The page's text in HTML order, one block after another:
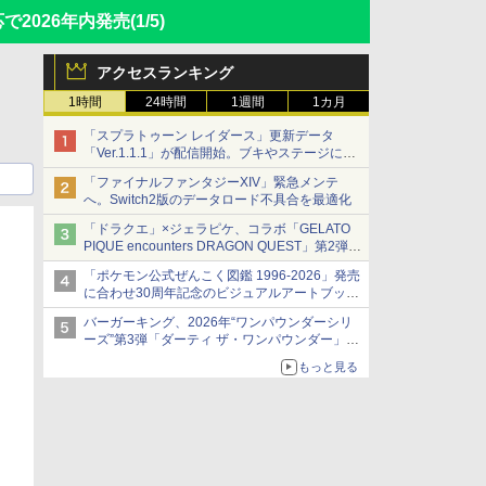
2026年内発売(1/5)
アクセスランキング
1時間 24時間 1週間 1カ月
「スプラトゥーン レイダース」更新データ
「Ver.1.1.1」が配信開始。ブキやステージに関
する不具合を修正
「ファイナルファンタジーXIV」緊急メンテ
へ。Switch2版のデータロード不具合を最適化
「ドラクエ」×ジェラピケ、コラボ「GELATO
PIQUE encounters DRAGON QUEST」第2弾が
本日発売
アイスカップに入ったスライムやわたぼう、ベ
ビーサタンなどがオリジナルアートで登場
「ポケモン公式ぜんこく図鑑 1996-2026」発売
に合わせ30周年記念のビジュアルアートブック
3冊同時発売が決定
バーガーキング、2026年“ワンパウンダーシリ
ーズ”第3弾「ダーティ ザ・ワンパウンダー」を
「特製ガーリックマヨソース」を使用した超大
もっと見る